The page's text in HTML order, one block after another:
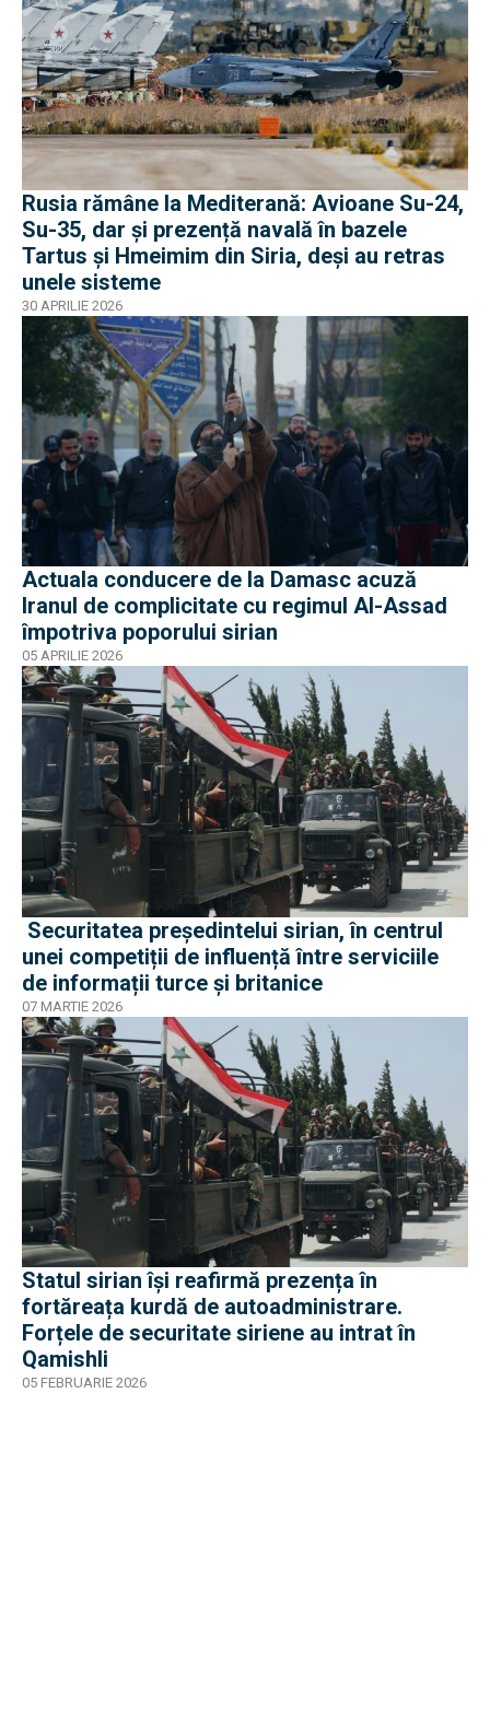
Rusia rămâne la Mediterană: Avioane Su-24,
Su-35, dar și prezență navală în bazele
Tartus și Hmeimim din Siria, deși au retras
unele sisteme
30 APRILIE 2026
Actuala conducere de la Damasc acuză
Iranul de complicitate cu regimul Al-Assad
împotriva poporului sirian
05 APRILIE 2026
Securitatea președintelui sirian, în centrul
unei competiții de influență între serviciile
de informații turce și britanice
07 MARTIE 2026
Statul sirian își reafirmă prezența în
fortăreața kurdă de autoadministrare.
Forțele de securitate siriene au intrat în
Qamishli
05 FEBRUARIE 2026